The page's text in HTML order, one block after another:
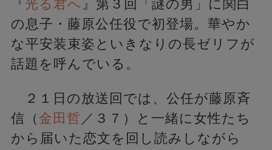
『光る君へ 』第３回「謎の男」に関白
の息子・藤原公任役で初登場。華やか
な平安装束姿といきなりの長ゼリフが
話題を呼んでいる。
２１日の放送回では、公任が藤原斉
信（金田哲 ／３７）と一緒に女性たち
から届いた恋文を回し読みしながら